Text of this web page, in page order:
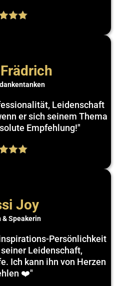
Leidenschaft
er sich seinem Thema
Empfehlung!"
Joy
& Speakerin
Persönlichkeit
Leidenschaft,
Ich kann ihn von Herzen
❤️"